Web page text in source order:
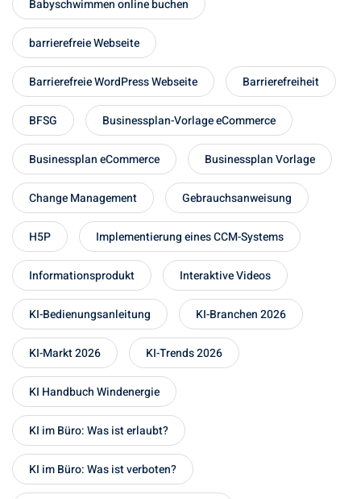
Babyschwimmen online buchen
barrierefreie Webseite
Barrierefreie WordPress Webseite Barrierefreiheit
BFSG Businessplan-Vorlage eCommerce
Businessplan eCommerce Businessplan Vorlage
Change Management Gebrauchsanweisung
H5P Implementierung eines CCM-Systems
Informationsprodukt Interaktive Videos
KI-Bedienungsanleitung KI-Branchen 2026
KI-Markt 2026 KI-Trends 2026
KI Handbuch Windenergie
KI im Büro: Was ist erlaubt?
KI im Büro: Was ist verboten?